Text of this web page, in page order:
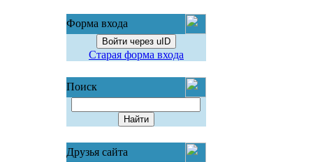
Форма входа
Войти через uID
Старая форма входа
Поиск
Друзья сайта